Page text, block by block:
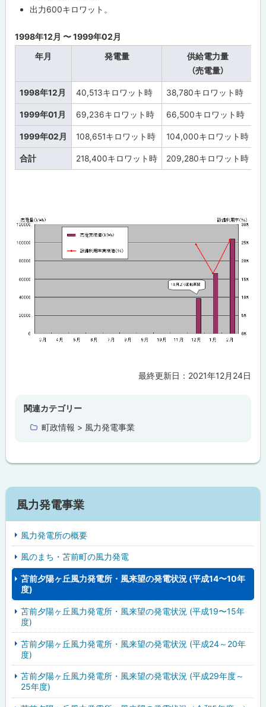
る
出力600キロワット。
1998年12月 〜 1999年02月
年月 発電量
供給電力量
（売電量）
1998年12月 40,513キロワット時 38,780キロワット時
1999年01月 69,236キロワット時 66,500キロワット時
1999年02月 108,651キロワット時 104,000キロワット時
合計 218,400キロワット時 209,280キロワット時
最終更新日： 2021年12月24日
関連カテゴリー
町政情報 > 風力発電事業
風力発電事業
風力発電所の概要
風のまち・苫前町の風力発電
苫前夕陽ヶ丘風力発電所・風来望の発電状況 (平成14〜10年
度)
苫前夕陽ヶ丘風力発電所・風来望の発電状況 (平成19〜15年
度)
苫前夕陽ヶ丘風力発電所・風来望の発電状況 (平成24～20年
度)
苫前夕陽ヶ丘風力発電所・風来望の発電状況 (平成29年度～
25年度)